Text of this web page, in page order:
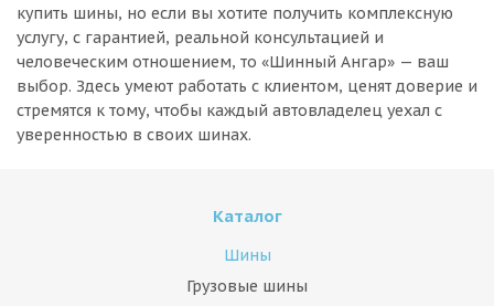
купить шины, но если вы хотите получить комплексную
услугу, с гарантией, реальной консультацией и
человеческим отношением, то «Шинный Ангар» — ваш
выбор. Здесь умеют работать с клиентом, ценят доверие и
стремятся к тому, чтобы каждый автовладелец уехал с
уверенностью в своих шинах.
Каталог
Шины
Грузовые шины